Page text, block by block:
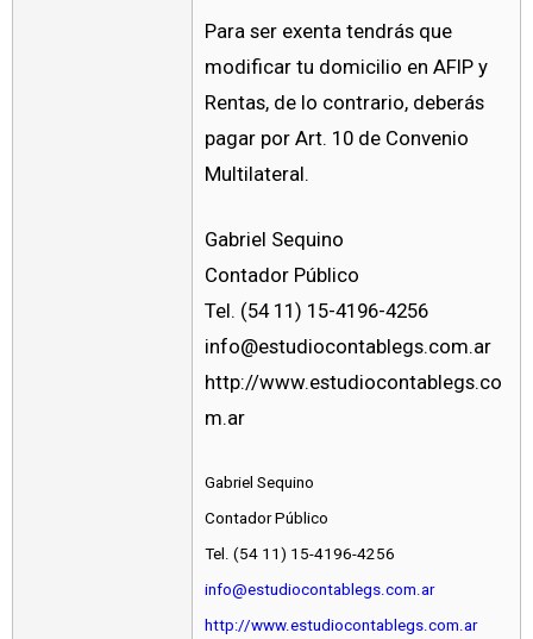
Para ser exenta tendrás que
modificar tu domicilio en AFIP y
Rentas, de lo contrario, deberás
pagar por Art. 10 de Convenio
Multilateral.
Gabriel Sequino
Contador Público
Tel. (54 11) 15-4196-4256
info@estudiocontablegs.com.ar
http://www.estudiocontablegs.co
m.ar
Gabriel Sequino
Contador Público
Tel. (54 11) 15-4196-4256
info@estudiocontablegs.com.ar
http://www.estudiocontablegs.com.ar